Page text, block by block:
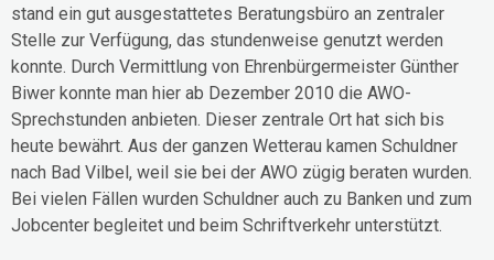
stand ein gut ausgestattetes Beratungsbüro an zentraler
Stelle zur Verfügung, das stundenweise genutzt werden
konnte. Durch Vermittlung von Ehrenbürgermeister Günther
Biwer konnte man hier ab Dezember 2010 die AWO-
Sprechstunden anbieten. Dieser zentrale Ort hat sich bis
heute bewährt. Aus der ganzen Wetterau kamen Schuldner
nach Bad Vilbel, weil sie bei der AWO zügig beraten wurden.
Bei vielen Fällen wurden Schuldner auch zu Banken und zum
Jobcenter begleitet und beim Schriftverkehr unterstützt.